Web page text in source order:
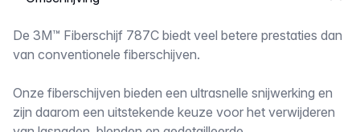
Omschrijving
De 3M™ Fiberschijf 787C biedt veel betere prestaties dan
van conventionele fiberschijven.
Onze fiberschijven bieden een ultrasnelle snijwerking en
zijn daarom een uitstekende keuze voor het verwijderen